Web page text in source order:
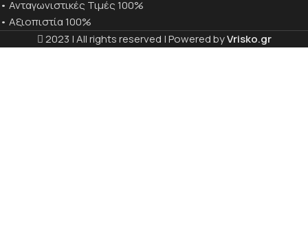
• Ανταγωνιστικές Τιμές 100%
• Αξιοπιστία 100%
2023 | All rights reserved | Powered byVrisko.gr